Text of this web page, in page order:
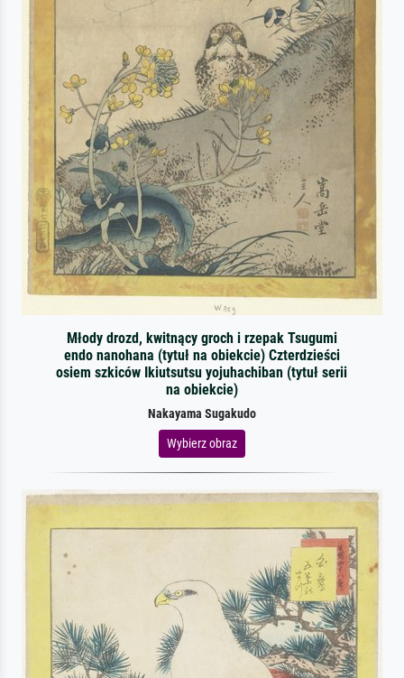
Młody drozd, kwitnący groch i rzepak Tsugumi
endo nanohana (tytuł na obiekcie) Czterdzieści
osiem szkiców Ikiutsutsu yojuhachiban (tytuł serii
na obiekcie)
Nakayama Sugakudo
Wybierz obraz